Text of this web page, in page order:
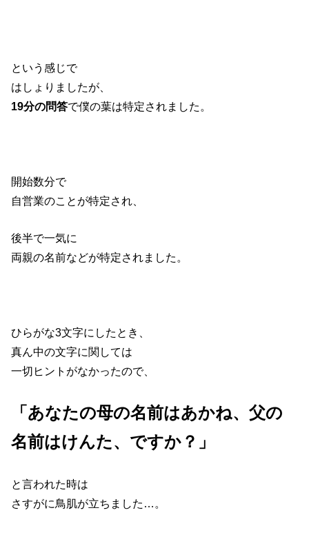
という感じで
はしょりましたが、
19分の問答で僕の葉は特定されました。
開始数分で
自営業のことが特定され、
後半で一気に
両親の名前などが特定されました。
ひらがな3文字にしたとき、
真ん中の文字に関しては
一切ヒントがなかったので、
「あなたの母の名前はあかね、父の
名前はけんた、ですか？」
と言われた時は
さすがに鳥肌が立ちました…。